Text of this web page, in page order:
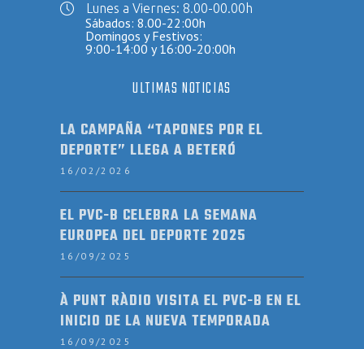
Lunes a Viernes: 8.00-00.00h
Sábados: 8.00-22:00h
Domingos y Festivos:
9:00-14:00 y 16:00-20:00h
ULTIMAS NOTICIAS
LA CAMPAÑA “TAPONES POR EL
DEPORTE” LLEGA A BETERÓ
16/02/2026
EL PVC-B CELEBRA LA SEMANA
EUROPEA DEL DEPORTE 2025
16/09/2025
À PUNT RÀDIO VISITA EL PVC-B EN EL
INICIO DE LA NUEVA TEMPORADA
16/09/2025